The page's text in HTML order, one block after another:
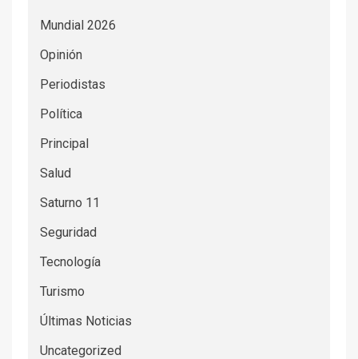
Mundial 2026
Opinión
Periodistas
Política
Principal
Salud
Saturno 11
Seguridad
Tecnología
Turismo
Últimas Noticias
Uncategorized